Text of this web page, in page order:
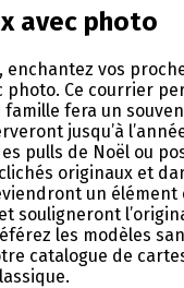
avec photo
enchantez vos
photo. Ce courrier
fera un
jusqu’à
pulls de Noël ou
originaux et
un élément
souligneront
les modèles
catalogue de